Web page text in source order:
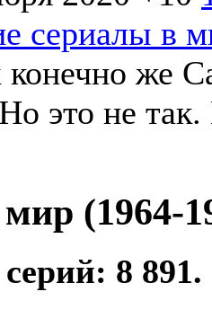
сериалы в
конечно же
Но это не
(1964-
8 891.